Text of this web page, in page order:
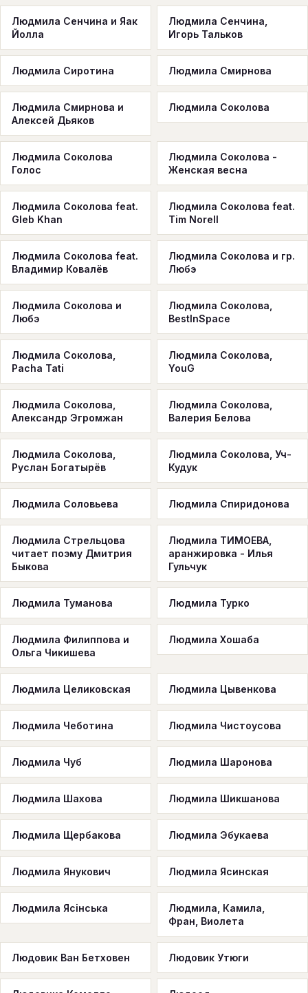
Людмила Сенчина и Яак
Йолла
Людмила Сенчина,
Игорь Тальков
Людмила Сиротина Людмила Смирнова
Людмила Смирнова и
Алексей Дьяков
Людмила Соколова
Людмила Соколова
Голос
Людмила Соколова -
Женская весна
Людмила Соколова feat.
Gleb Khan
Людмила Соколова feat.
Tim Norell
Людмила Соколова feat.
Владимир Ковалёв
Людмила Соколова и гр.
Любэ
Людмила Соколова и
Любэ
Людмила Соколова,
BestInSpace
Людмила Соколова,
Pacha Tati
Людмила Соколова,
YouG
Людмила Соколова,
Александр Эгромжан
Людмила Соколова,
Валерия Белова
Людмила Соколова,
Руслан Богатырёв
Людмила Соколова, Уч-
Кудук
Людмила Соловьева Людмила Спиридонова
Людмила Стрельцова
читает поэму Дмитрия
Быкова
Людмила ТИМОЕВА,
аранжировка - Илья
Гульчук
Людмила Туманова Людмила Турко
Людмила Филиппова и
Ольга Чикишева
Людмила Хошаба
Людмила Целиковская Людмила Цывенкова
Людмила Чеботина Людмила Чистоусова
Людмила Чуб Людмила Шаронова
Людмила Шахова Людмила Шикшанова
Людмила Щербакова Людмила Эбукаева
Людмила Янукович Людмила Ясинская
Людмила Ясінська
Людмила, Камила,
Фран, Виолета
Людовик Ван Бетховен Людовик Утюги